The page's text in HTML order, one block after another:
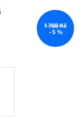
1 788 Kč
–5 %